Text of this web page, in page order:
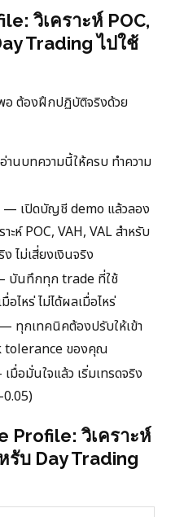
วิเคราะห์ POC,
Trading ไปใช้
อ ต้องฝึกปฏิบัติจริงด้วย
นบทความนี้ให้ครบ ทำความ
— เปิดบัญชี demo แล้วลอง
ะห์ POC, VAH, VAL สำหรับ
ไม่เสี่ยงเงินจริง
บันทึกทุก trade ที่ใช้
อไหร่ ไม่ได้ผลเมื่อไหร่
— ทุกเทคนิคต้องปรับให้เข้า
tolerance ของคุณ
มื่อมั่นใจแล้ว เริ่มเทรดจริง
Profile: วิเคราะห์
รับ Day Trading